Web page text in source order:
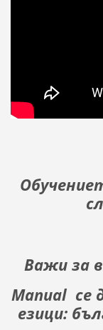
Важи за
Manual се
езици: